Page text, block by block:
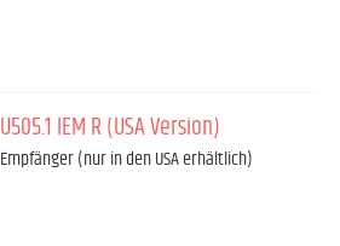
U505.1 IEM R (USA Version)
Empfänger (nur in den USA erhältlich)